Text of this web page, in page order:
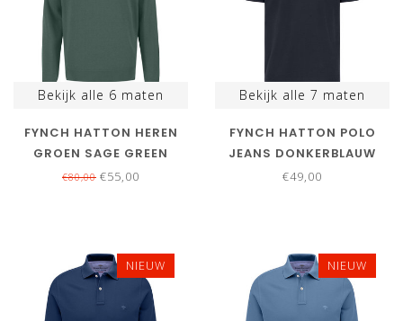
Bekijk alle 6 maten
FYNCH HATTON HEREN
GROEN SAGE GREEN
ZIPPER
€80,00 €55,00
Bekijk alle 7 maten
FYNCH HATTON POLO
JEANS DONKERBLAUW
NAVY SUPIMA PIQUE
€49,00
NIEUW NIEUW